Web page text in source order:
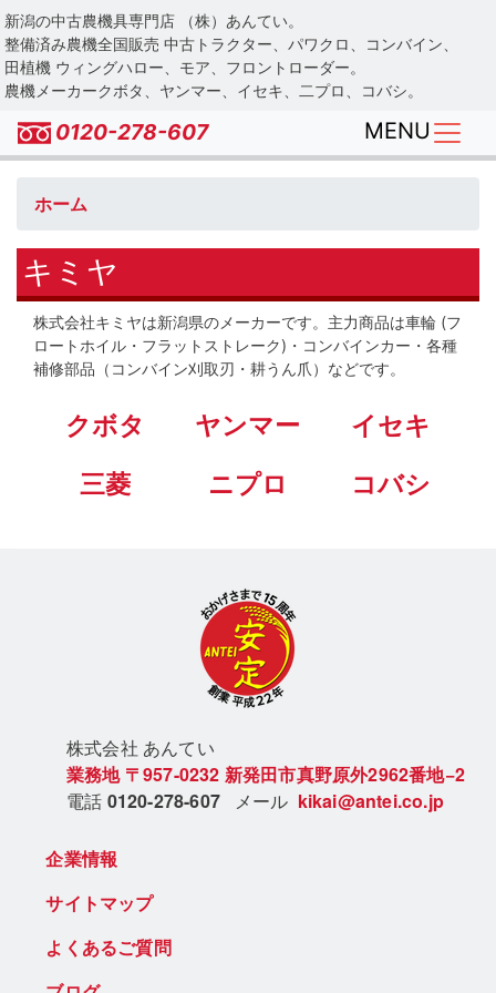
Skip
to
main
content
新潟の中古農機具専門店 （株）あんてい。
整備済み農機全国販売 中古トラクター、パワクロ、コンバイン、
田植機 ウィングハロー、モア、フロントローダー。
農機メーカークボタ、ヤンマー、イセキ、二プロ、コバシ。
0120-278-607 MENU
ホーム
キミヤ
株式会社キミヤは新潟県のメーカーです。 主力商品は車輪 (フ
ロートホイル・フラットストレーク)・ コンバインカー・ 各種
補修部品（コンバイン刈取刃・耕うん爪）などです。
クボタ ヤンマー
イセキ
三菱
ニプロ コバシ
株式会社 あんてい
業務地 〒957-0232 新発田市真野原外2962番地−2
電話 0120-278-607 メール kikai@antei.co.jp
企業情報
サイトマップ
よくあるご質問